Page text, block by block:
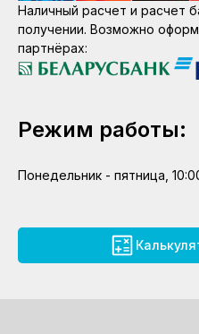
Наличный расчет и расчет
получении. Возможно
партнёрах:
Режим работы:
Понедельник - пятница,